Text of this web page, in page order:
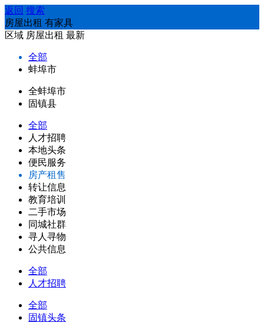
返回 搜索
房屋出租 有家具
区域 房屋出租 最新
全部
蚌埠市
全蚌埠市
固镇县
全部
人才招聘
本地头条
便民服务
房产租售
转让信息
教育培训
二手市场
同城社群
寻人寻物
公共信息
全部
人才招聘
全部
固镇头条